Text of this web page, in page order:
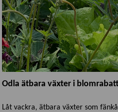
Odla ätbara växter i
Låt vackra, ätbara växter som